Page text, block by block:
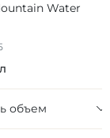
Water
объем